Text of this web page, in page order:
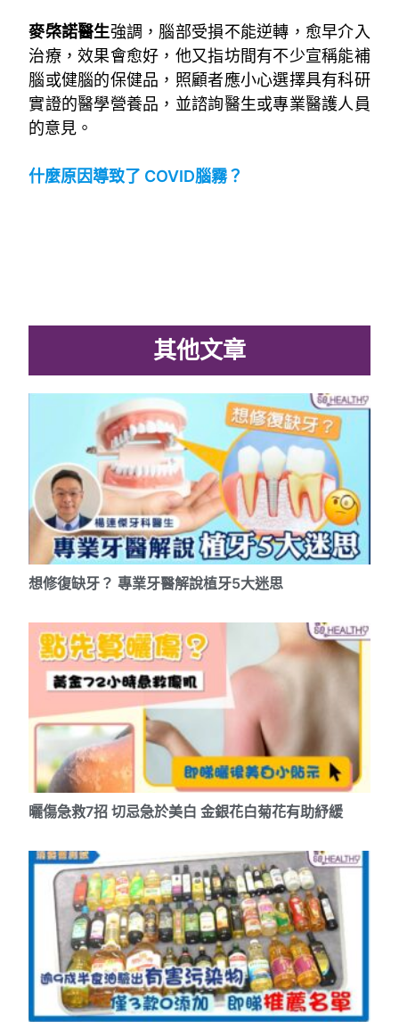
麥棨諾醫生強調，腦部受損不能逆轉，愈早介入
治療，效果會愈好，他又指坊間有不少宣稱能補
腦或健腦的保健品，照顧者應小心選擇具有科研
實證的醫學營養品，並諮詢醫生或專業醫護人員
的意見。
什麼原因導致了 COVID腦霧？
其他文章
想修復缺牙？ 專業牙醫解說植牙5大迷思
曬傷急救7招 切忌急於美白 金銀花白菊花有助紓緩